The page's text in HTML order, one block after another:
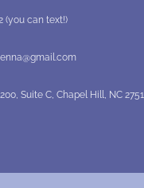
(you can text!)
Suite C, Chapel Hill, NC